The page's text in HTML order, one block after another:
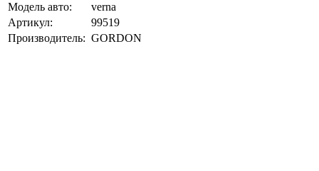
Модель авто:
verna
Артикул:
99519
Производитель: GORDON